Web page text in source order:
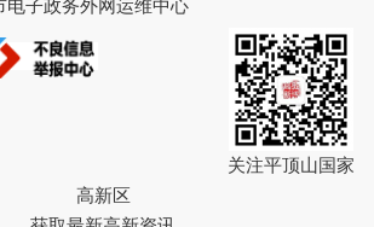
电子政务外网运维中心
关注平顶山国家
高新区